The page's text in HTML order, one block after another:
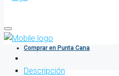
Comprar en Punta Cana
Descripción